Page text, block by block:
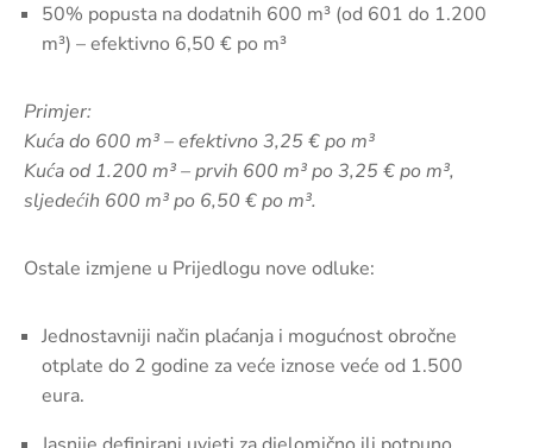
50% popusta na dodatnih 600 m³ (od 601 do 1.200
m³) – efektivno 6,50 € po m³
Primjer:
Kuća do 600 m³ – efektivno 3,25 € po m³
Kuća od 1.200 m³ – prvih 600 m³ po 3,25 € po m³,
sljedećih 600 m³ po 6,50 € po m³.
Ostale izmjene u Prijedlogu nove odluke:
Jednostavniji način plaćanja i mogućnost obročne
otplate do 2 godine za veće iznose veće od 1.500
eura.